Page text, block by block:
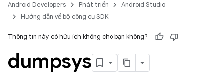
Android Developers Phát triển
Android Studio
Hướng dẫn về bộ công cụ SDK
Thông tin này có hữu ích không cho bạn không?
dumpsys